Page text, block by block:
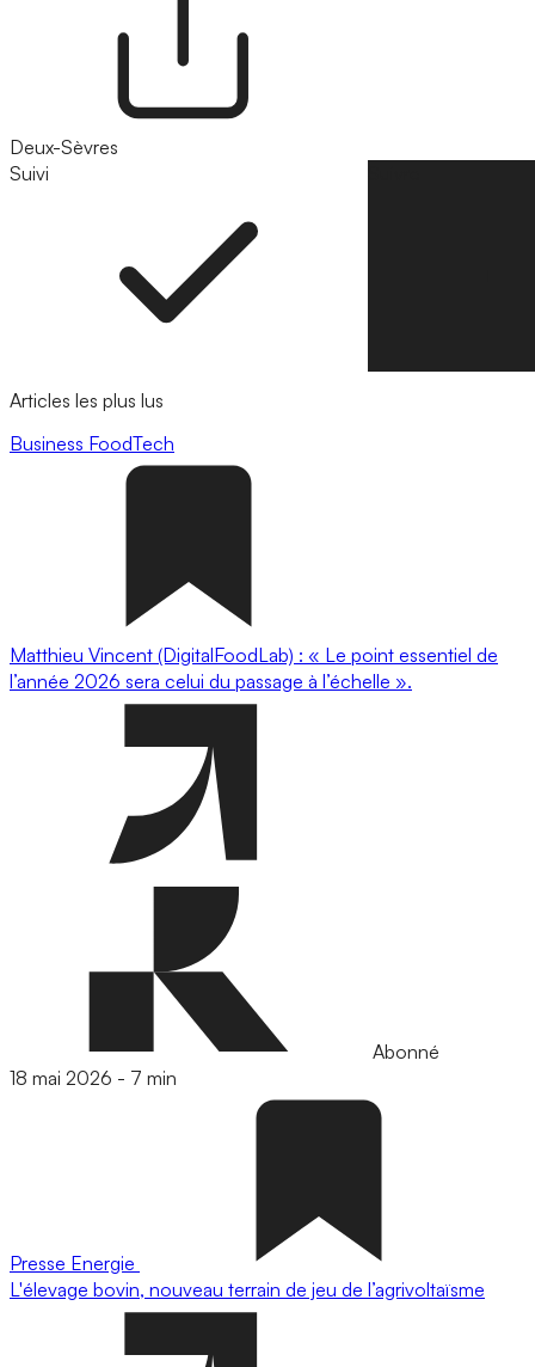
Deux-Sèvres
Suivi
Articles les plus lus
Business FoodTech
Matthieu Vincent (DigitalFoodLab) : « Le point essentiel de
l’année 2026 sera celui du passage à l’échelle ».
Abonné
18 mai 2026 - 7 min
Presse Energie
L'élevage bovin, nouveau terrain de jeu de l’agrivoltaïsme